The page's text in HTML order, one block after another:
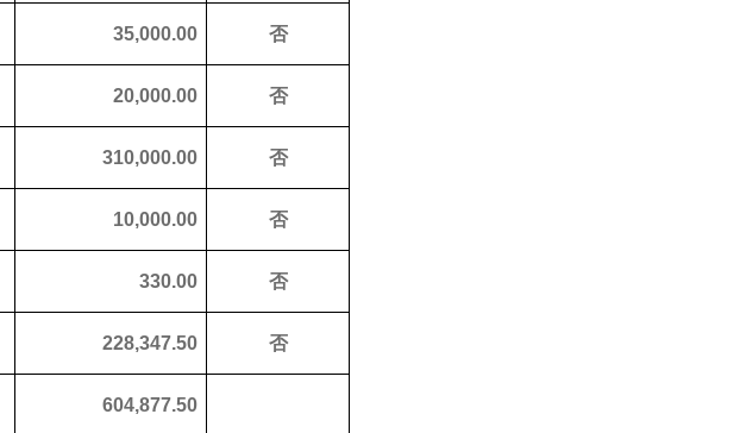
35,000.00 否
20,000.00 否
310,000.00 否
10,000.00 否
330.00 否
228,347.50 否
604,877.50